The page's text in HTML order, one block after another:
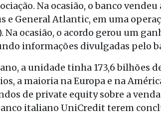
Na ocasião, o banco
e General Atlantic, em uma
Na ocasião, o acordo gerou um
informações divulgadas pelo
a unidade tinha 173,6 bilhões
a maioria na Europa e na
de private equity sobre a
italiano UniCredit terem